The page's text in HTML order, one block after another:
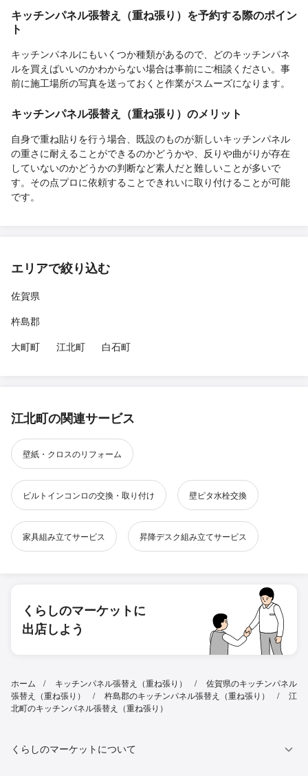
キッチンパネル張替え（重ね張り）を予約する際のポイン
ト
キッチンパネルにもいくつか種類があるので、どのキッチンパネ
ルを買えばいいのかわからない場合は事前にご相談ください。事
前に施工場所の写真を送っておくと作業がスムーズになります。
キッチンパネル張替え（重ね張り）のメリット
自身で重ね貼りを行う場合、既設のものが新しいキッチンパネル
の重さに耐えることができるのかどうかや、反りや曲がりが存在
していないのかどうかの判断など素人だと難しいことが多いで
す。その点プロに依頼することできれいに取り付けることが可能
です。
エリアで絞り込む
佐賀県
杵島郡
大町町
江北町 白石町
江北町の関連サービス
壁紙・クロスのリフォーム
ビルトインコンロの交換・取り付け 壁ピタ水栓交換
家具組み立てサービス 昇降デスク組み立てサービス
くらしのマーケットに
出店しよう
ホーム キッチンパネル張替え（重ね張り）
佐賀県のキッチンパネル
張替え（重ね張り）
杵島郡のキッチンパネル張替え（重ね張り）
江
北町のキッチンパネル張替え（重ね張り）
くらしのマーケットについて